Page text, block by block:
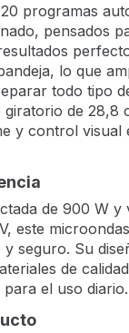
programas
pensados
lo que
todo tipo
de 28,8
y control visual
de 900 W y
este
y seguro. Su
de
el uso diario.